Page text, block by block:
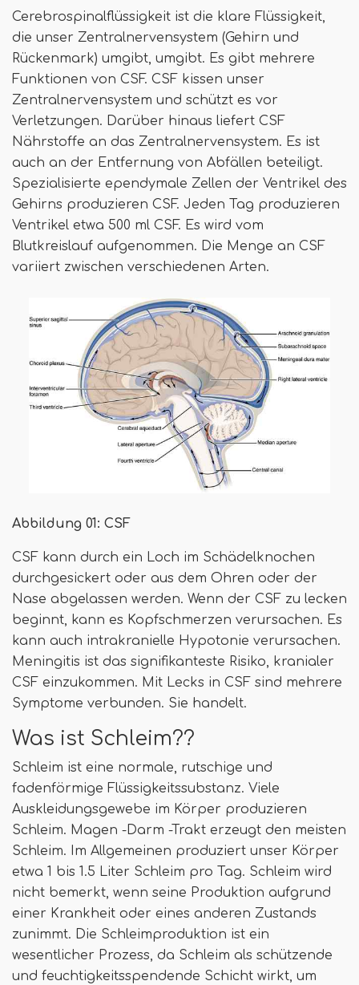
Cerebrospinalflüssigkeit ist die klare Flüssigkeit,
die unser Zentralnervensystem (Gehirn und
Rückenmark) umgibt, umgibt. Es gibt mehrere
Funktionen von CSF. CSF kissen unser
Zentralnervensystem und schützt es vor
Verletzungen. Darüber hinaus liefert CSF
Nährstoffe an das Zentralnervensystem. Es ist
auch an der Entfernung von Abfällen beteiligt.
Spezialisierte ependymale Zellen der Ventrikel des
Gehirns produzieren CSF. Jeden Tag produzieren
Ventrikel etwa 500 ml CSF. Es wird vom
Blutkreislauf aufgenommen. Die Menge an CSF
variiert zwischen verschiedenen Arten.
Abbildung 01: CSF
CSF kann durch ein Loch im Schädelknochen
durchgesickert oder aus dem Ohren oder der
Nase abgelassen werden. Wenn der CSF zu lecken
beginnt, kann es Kopfschmerzen verursachen. Es
kann auch intrakranielle Hypotonie verursachen.
Meningitis ist das signifikanteste Risiko, kranialer
CSF einzukommen. Mit Lecks in CSF sind mehrere
Symptome verbunden. Sie handelt.
Was ist Schleim??
Schleim ist eine normale, rutschige und
fadenförmige Flüssigkeitssubstanz. Viele
Auskleidungsgewebe im Körper produzieren
Schleim. Magen -Darm -Trakt erzeugt den meisten
Schleim. Im Allgemeinen produziert unser Körper
etwa 1 bis 1.5 Liter Schleim pro Tag. Schleim wird
nicht bemerkt, wenn seine Produktion aufgrund
einer Krankheit oder eines anderen Zustands
zunimmt. Die Schleimproduktion ist ein
wesentlicher Prozess, da Schleim als schützende
und feuchtigkeitsspendende Schicht wirkt, um